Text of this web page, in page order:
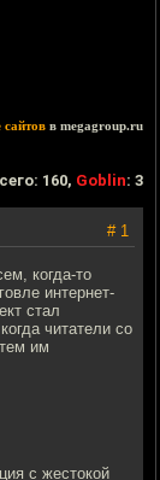
сайтов в megagroup.ru
160, Goblin: 3
# 1
когда-то
интернет-
стал
читатели со
им
с жестокой